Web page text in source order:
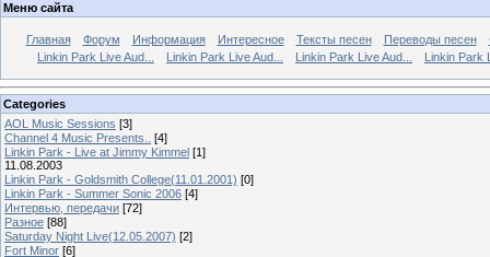
Меню сайта
Главная Форум Информация Интересное Тексты песен Переводы песен
Linkin Park Live Aud...
Linkin Park Live Aud... Linkin Park Live Aud... Linkin Park
Categories
AOL Music Sessions [3]
Channel 4 Music Presents..
[4]
Linkin Park - Live at Jimmy Kimmel [1]
11.08.2003
Linkin Park - Goldsmith College(11.01.2001) [0]
Linkin Park - Summer Sonic 2006 [4]
Интервью, передачи [72]
Разное [88]
Saturday Night Live(12.05.2007) [2]
Fort Minor [6]